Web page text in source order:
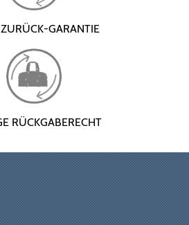
GARANTIE
RÜCKGABERECHT